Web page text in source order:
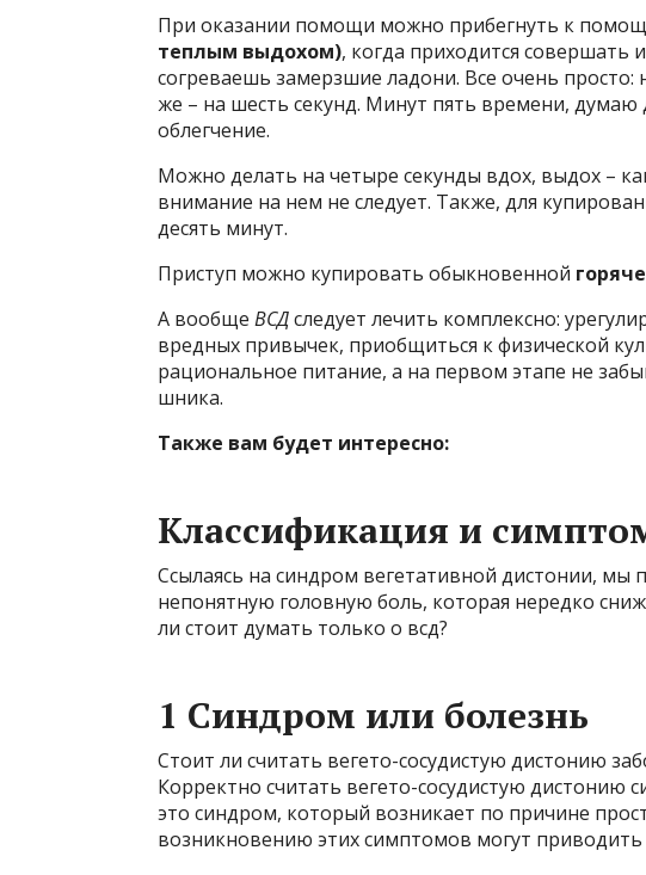
При оказании помощи можно прибегнуть к
теплым выдохом), когда приходится совершать
согреваешь замерзшие ладони. Все очень
же – на шесть секунд. Минут пять времени, думаю
облегчение.
Можно делать на четыре секунды вдох, выдох –
внимание на нем не следует. Также, для
десять минут.
Приступ можно купировать обыкновенной
А вообще ВСДследует лечить комплексно:
вредных привычек, приобщиться к физической
рациональное питание, а на первом этапе не
шника.
Также вам будет интересно:
Классификация и
Ссылаясь на синдром вегетативной дистонии, мы
непонятную головную боль, которая нередко
ли стоит думать только о всд?
1 Синдром или болезнь
Стоит ли считать вегето-сосудистую дистонию
Корректно считать вегето-сосудистую
это синдром, который возникает по причине
возникновению этих симптомов могут приводить